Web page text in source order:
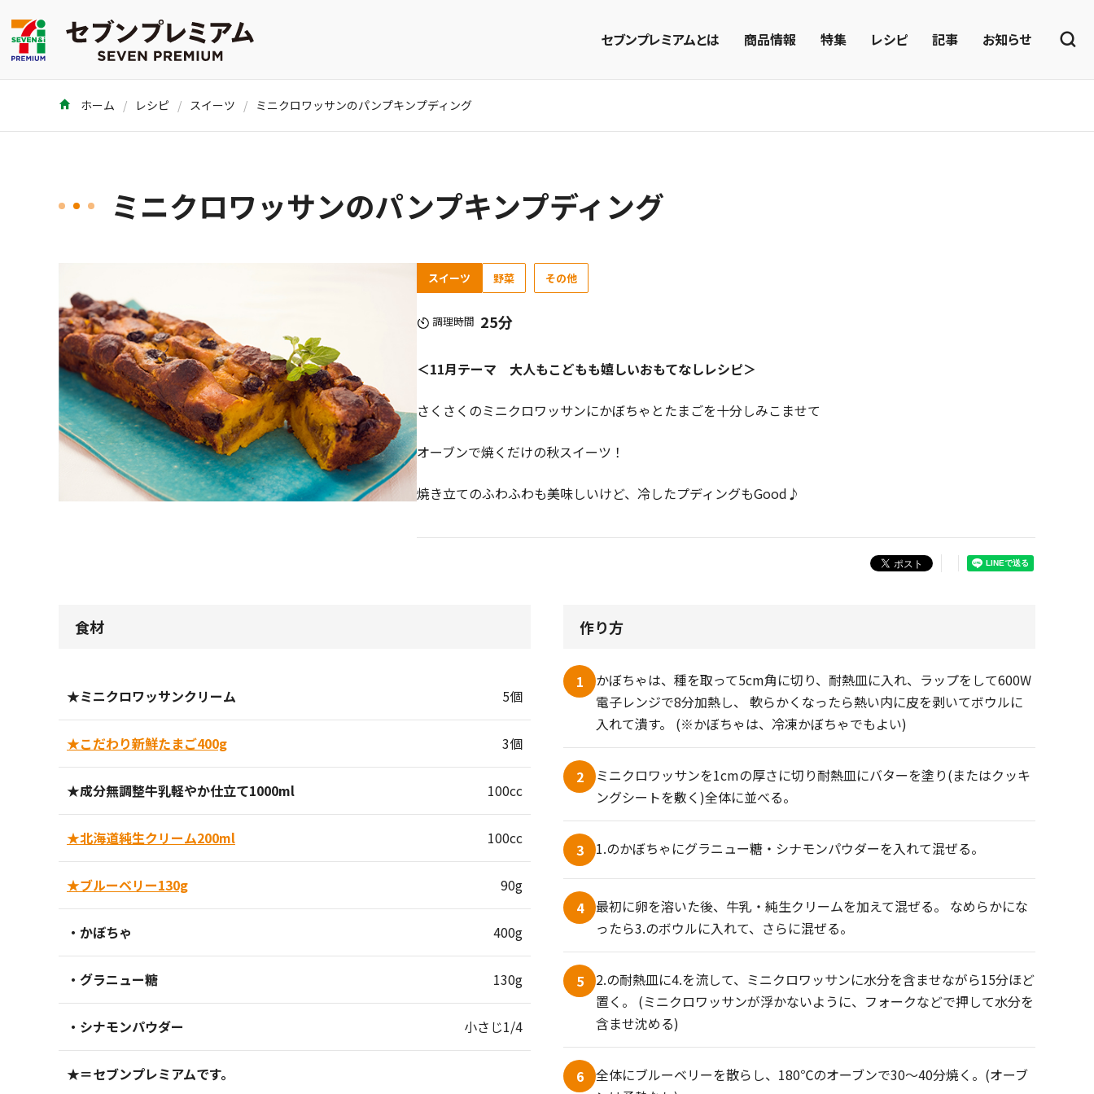
セブンプレミアムとは 商品情報 特集 レシピ 記事 お知らせ
ホーム レシピ スイーツ ミニクロワッサンのパンプキンプディング
ミニクロワッサンのパンプキンプディング
スイーツ 野菜 その他
調理時間 25分
＜11月テーマ 大人もこどもも嬉しいおもてなしレシピ＞
さくさくのミニクロワッサンにかぼちゃとたまごを十分しみこませて
オーブンで焼くだけの秋スイーツ！
焼き立てのふわふわも美味しいけど、冷したプディングもGood♪
食材
★ミニクロワッサンクリーム 5個
★こだわり新鮮たまご400g 3個
★成分無調整牛乳軽やか仕立て1000ml 100cc
★北海道純生クリーム200ml 100cc
★ブルーベリー130g 90g
・かぼちゃ 400g
・グラニュー糖 130g
・シナモンパウダー 小さじ1/4
★＝セブンプレミアムです。
作り方
1
かぼちゃは、種を取って5cm角に切り、耐熱皿に入れ、ラップをして600W
電子レンジで8分加熱し、 軟らかくなったら熱い内に皮を剥いてボウルに
入れて潰す。 (※かぼちゃは、冷凍かぼちゃでもよい)
2
ミニクロワッサンを1cmの厚さに切り耐熱皿にバターを塗り(またはクッキ
ングシートを敷く)全体に並べる。
3 1.のかぼちゃにグラニュー糖・シナモンパウダーを入れて混ぜる。
4
最初に卵を溶いた後、牛乳・純生クリームを加えて混ぜる。 なめらかにな
ったら3.のボウルに入れて、さらに混ぜる。
5
2.の耐熱皿に4.を流して、ミニクロワッサンに水分を含ませながら15分ほど
置く。 (ミニクロワッサンが浮かないように、フォークなどで押して水分を
含ませ沈める)
6
全体にブルーベリーを散らし、180℃のオーブンで30～40分焼く。(オーブ